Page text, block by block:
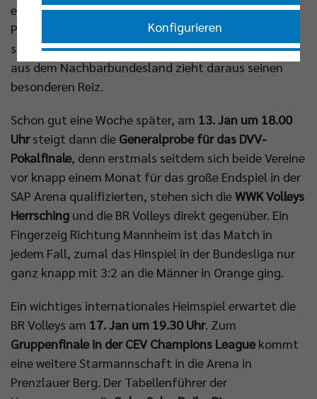
erfolgreich durchlaufen haben und sich nun auf ihre
Premiere im Volleyballtempel freuen. Das stets
stimmungsvolle Duell mit dem befreundeten Verein
aus dem Nachbarbundesland zieht daraus seinen
besonderen Reiz.
Schon gut eine Woche später, am 13. Jan um 18.00
Uhrsteigt dann die Generalprobe für das DVV-
Pokalfinale, denn erstmals seitdem sich beide Vereine
vor knapp einem Monat für das große Endspiel in der
SAP Arena qualifizierten, stehen sich dieWWK Volleys
Herrsching und die BR Volleys direkt gegenüber. Ein
Fingerzeig Richtung Mannheim ist das Match in
jedem Fall, zumal das Hinspiel in der Bundesliga nur
ganz knapp mit 3:2 an die Männer in Orange ging.
Ein wichtiges internationales Heimspiel erwartet die
BR Volleys am 17. Jan um 19.30 Uhr. Zum
Gruppenfinale in der CEV Champions Leaguekommt
eine weitere Starmannschaft in die Arena in
Prenzlauer Berg. Der Tabellenführer der
Konfigurieren
Nur essenzielle Cookies akzeptieren